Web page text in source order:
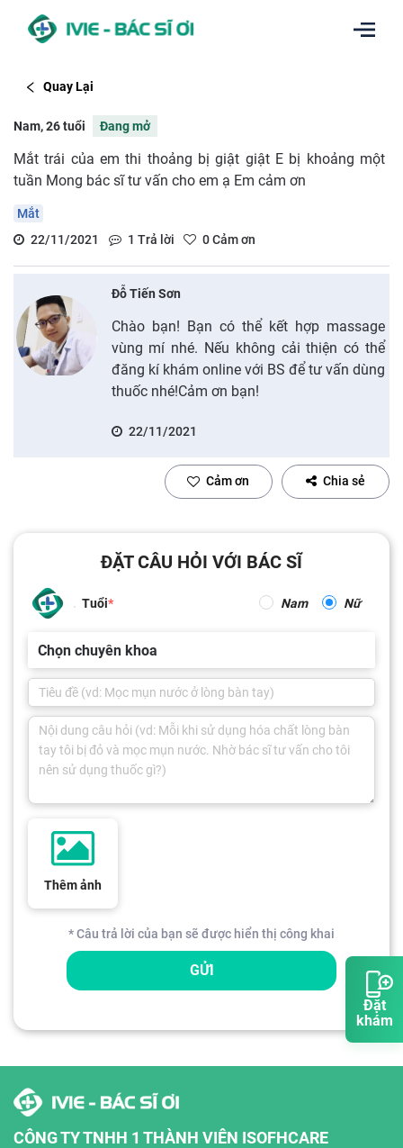
Đặt
khám
Quay Lại
Nam, 26 tuổi Đang mở
Mắt trái của em thi thoảng bị giật giật E bị khoảng một
tuần Mong bác sĩ tư vấn cho em ạ Em cảm ơn
Mắt
22/11/2021
1 Trả lời 0Cảm ơn
Đỗ Tiến Sơn
Chào bạn! Bạn có thể kết hợp massage
vùng mí nhé. Nếu không cải thiện có thể
đăng kí khám online với BS để tư vấn dùng
thuốc nhé!Cảm ơn bạn!
22/11/2021
Cảm ơn Chia sẻ
ĐẶT CÂU HỎI VỚI BÁC SĨ
Tuổi Nam Nữ
Chọn chuyên khoa
Thêm ảnh
* Câu trả lời của bạn sẽ được hiển thị công khai
GỬI
CÔNG TY TNHH 1 THÀNH VIÊN ISOFHCARE